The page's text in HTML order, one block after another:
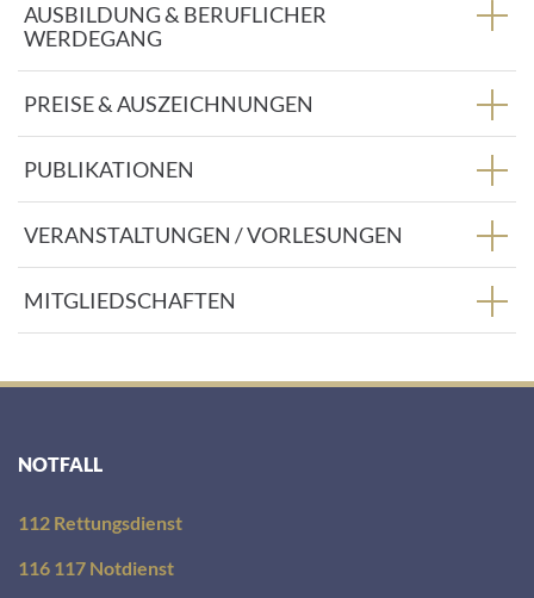
AUSBILDUNG & BERUFLICHER
WERDEGANG
PREISE & AUSZEICHNUNGEN
PUBLIKATIONEN
VERANSTALTUNGEN / VORLESUNGEN
MITGLIEDSCHAFTEN
NOTFALL
112 Rettungsdienst
116 117 Notdienst